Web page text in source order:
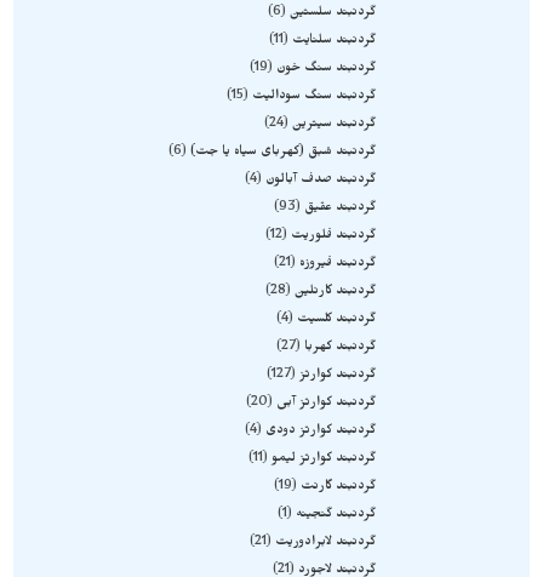
گردنبند سلستین 6
گردنبند سلنایت
11
گردنبند سنگ خون
19
گردنبند سنگ سودالیت
15
گردنبند سیترین 24
گردنبند شبق (کهربای سیاه یا جت) 6
گردنبند صدف آبالون
4
گردنبند عقیق
93
گردنبند فلوریت
12
گردنبند فیروزه
21
گردنبند کارنلین 28
گردنبند کلسیت
4
گردنبند کهربا
27
گردنبند کوارتز 127
گردنبند کوارتز آبی
20
گردنبند کوارتز دودی
4
گردنبند کوارتز لیمو 11
گردنبند گارنت
19
گردنبند گنجینه
1
گردنبند لابرادوریت
21
گردنبند لاجورد
21